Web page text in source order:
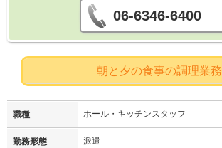
06-6346-6400
朝と夕の食事の調理業務
職種 ホール・キッチンスタッフ
勤務形態 派遣